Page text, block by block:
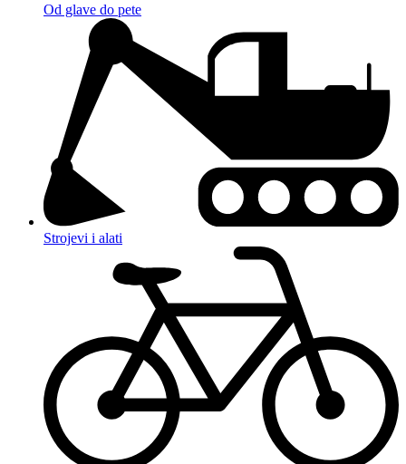
Od glave do pete
Strojevi i alati